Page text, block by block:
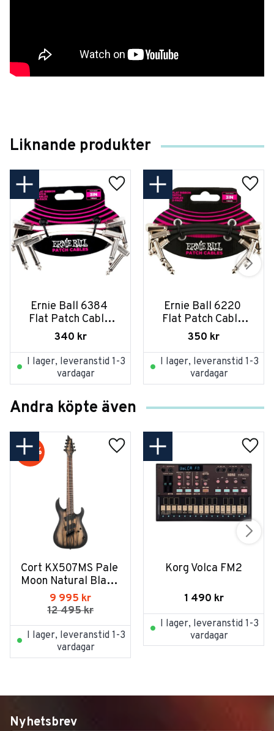
Liknande produkter
Ernie Ball 6384
Flat Patch Cable
Vinklad-Vinklad
340 kr
I lager, leveranstid 1-3
vardagar
Ernie Ball 6220
Flat Patch Cable
Vinklad-Vinklad
350 kr
I lager, leveranstid 1-3
vardagar
Andra köpte även
Cort KX507MS Pale
Moon Natural Black
Burst
9 995 kr
12 495kr
20 %
I lager, leveranstid 1-3
vardagar
Korg Volca FM2
1 490 kr
I lager, leveranstid 1-3
vardagar
Nyhetsbrev